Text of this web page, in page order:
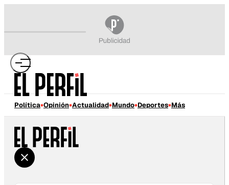
Política Opinión Actualidad Mundo Deportes Más